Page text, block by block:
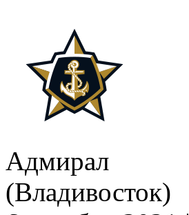
Адмирал
(Владивосток)